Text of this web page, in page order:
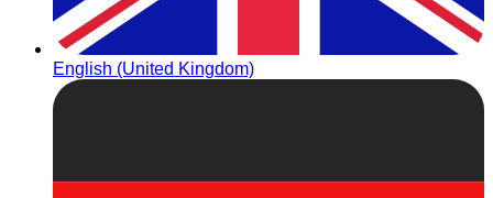
English (United Kingdom)